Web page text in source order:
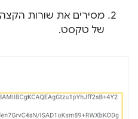
מסירים את שורות
של טקסט.